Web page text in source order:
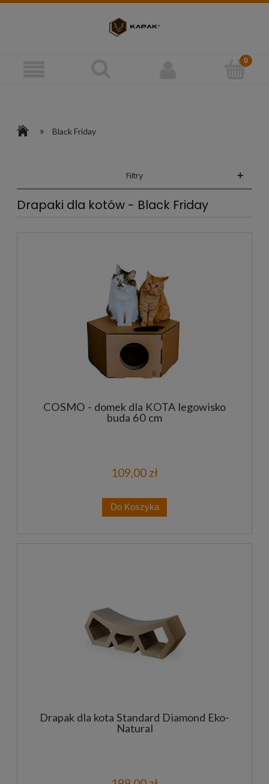
» Black Friday
Filtry +
Drapaki dla kotów - Black Friday
COSMO - domek dla KOTA legowisko
buda 60 cm
109,00 zł
Do Koszyka
Drapak dla kota Standard Diamond Eko-
Natural